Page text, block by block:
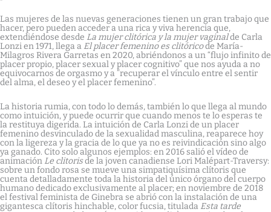
Las mujeres de las nuevas generaciones tienen un gran trabajo que
hacer, pero pueden acceder a una rica y viva herencia que,
extendiéndose desde La mujer clitórica y la mujer vaginalde Carla
Lonzi en 1971, llega a El placer femenino es clitóricode María-
Milagros Rivera Garretas en 2020, abriéndonos a un “flujo infinito de
placer propio, placer sexual y placer cognitivo” que nos ayuda a no
equivocarnos de orgasmo y a ”recuperar el vínculo entre el sentir
del alma, el deseo y el placer femenino”.
La historia rumia, con todo lo demás, también lo que llega al mundo
como intuición, y puede ocurrir que cuando menos te lo esperas te
la restituya digerida. La intuición de Carla Lonzi de un placer
femenino desvinculado de la sexualidad masculina, reaparece hoy
con la ligereza y la gracia de lo que ya no es reivindicación sino algo
ya ganado. Cito solo algunos ejemplos: en 2016 salió el vídeo de
animación Le clitorisde la joven canadiense Lori Malépart-Traversy:
sobre un fondo rosa se mueve una simpatiquísima clítoris que
cuenta detalladamente toda la historia del único órgano del cuerpo
humano dedicado exclusivamente al placer; en noviembre de 2018
el festival feminista de Ginebra se abrió con la instalación de una
gigantesca clítoris hinchable, color fucsia, titulada Esta tarde